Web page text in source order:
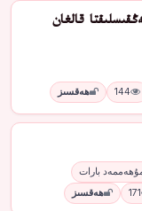
قالغان
144 ھەقسىز
بارات
171 ھەقسىز